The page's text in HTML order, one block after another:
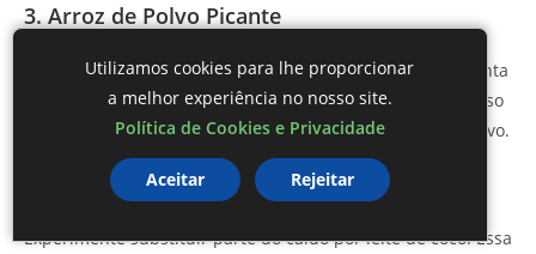
3. Arroz de Polvo Picante
Se você gosta de sabores mais intensos, acrescente pimenta
dedo-de-moça ou algumas gotas de molho de pimenta. Isso
traz um toque picante que combina muito bem com o polvo.
4. Arroz de Polvo com Coco
Experimente substituir parte do caldo por leite de coco. Essa
Utilizamos cookies para lhe proporcionar
a melhor experiência no nosso site.
Política de Cookies e Privacidade
Aceitar Rejeitar